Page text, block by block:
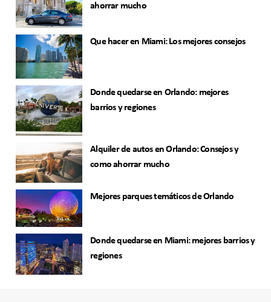
ahorrar mucho
Que hacer en Miami: Los mejores consejos
Donde quedarse en Orlando: mejores
barrios y regiones
Alquiler de autos en Orlando: Consejos y
como ahorrar mucho
Mejores parques temáticos de Orlando
Donde quedarse en Miami: mejores barrios y
regiones